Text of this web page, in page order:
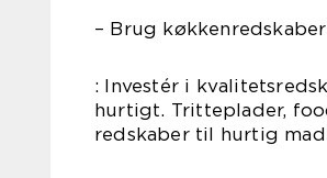
– Brug
: Investér i
hurtigt. Tritteplader,
redskaber til hurtig